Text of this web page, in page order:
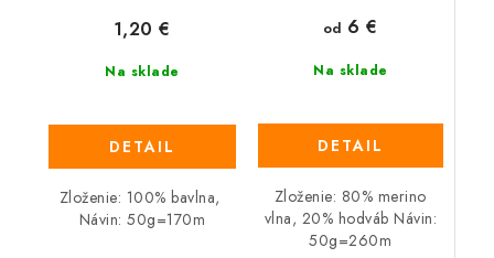
Na sklade
1,20 €
DETAIL
Zloženie: 100% bavlna,
Návin: 50g=170m
Na sklade
od 6 €
DETAIL
Zloženie: 80% merino
vlna, 20% hodváb Návin:
50g=260m